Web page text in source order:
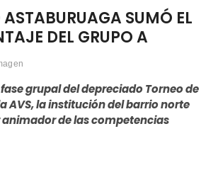
e
ú
SUMÓ EL
DEL GRUPO A
grupal del depreciado Torneo de
AVS, la institución del barrio norte
animador de las competencias